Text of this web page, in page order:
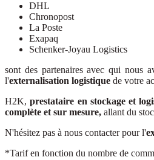
DHL
Chronopost
La Poste
Exapaq
Schenker-Joyau Logistics
sont des partenaires avec qui nous
l'externalisation logistique de votre
H2K,prestataire en stockage et
complète et sur mesure, allant du
N'hésitez pas à nous contacter pour l'
*Tarif en fonction du nombre de